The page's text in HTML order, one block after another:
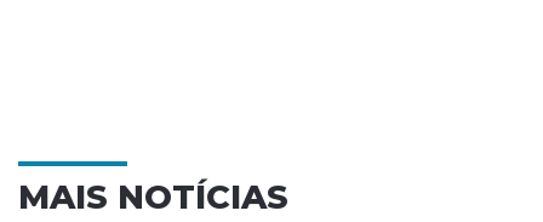
MAIS NOTÍCIAS